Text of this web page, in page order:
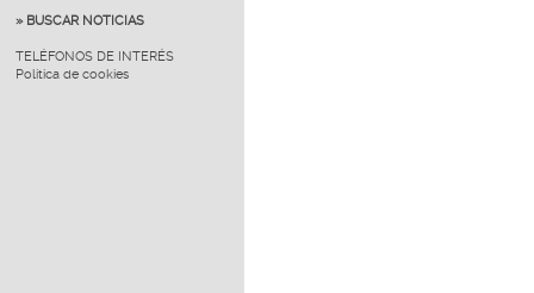
» BUSCAR NOTICIAS
TELÉFONOS DE INTERÉS
Política de cookies